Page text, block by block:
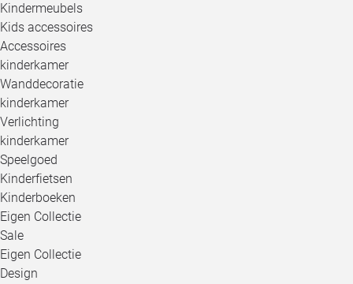
Kindermeubels
Kids accessoires
Accessoires
kinderkamer
Wanddecoratie
kinderkamer
Verlichting
kinderkamer
Speelgoed
Kinderfietsen
Kinderboeken
Eigen Collectie
Sale
Eigen Collectie
Design